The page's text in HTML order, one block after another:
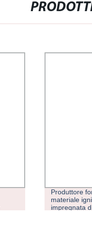
Produttore
materiale
impregnata